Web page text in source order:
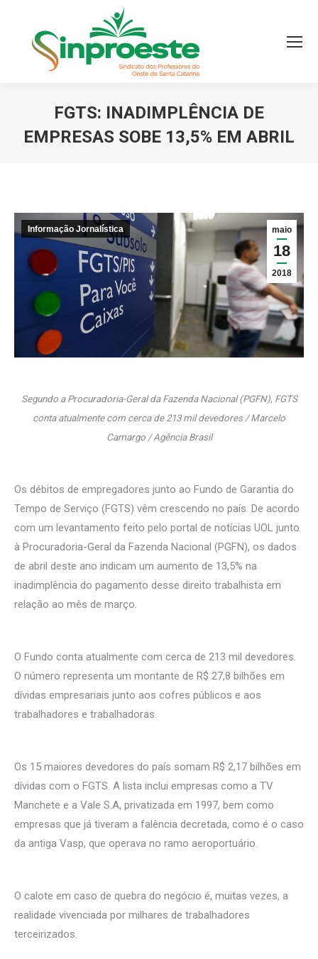
FGTS: INADIMPLÊNCIA DE
EMPRESAS SOBE 13,5% EM ABRIL
maio
18
2018
Informação Jornalística
Segundo a Procuradoria-Geral da Fazenda Nacional (PGFN), FGTS
conta atualmente com cerca de 213 mil devedores / Marcelo
Camargo / Agência Brasil
Os débitos de empregadores junto ao Fundo de Garantia do
Tempo de Serviço (FGTS) vêm crescendo no país. De acordo
com um levantamento feito pelo portal de notícias UOL junto
à Procuradoria-Geral da Fazenda Nacional (PGFN), os dados
de abril deste ano indicam um aumento de 13,5% na
inadimplência do pagamento desse direito trabalhista em
relação ao mês de março.
O Fundo conta atualmente com cerca de 213 mil devedores.
O número representa um montante de R$ 27,8 bilhões em
dívidas empresariais junto aos cofres públicos e aos
trabalhadores e trabalhadoras.
Os 15 maiores devedores do país somam R$ 2,17 bilhões em
dívidas com o FGTS. A lista inclui empresas como a TV
Manchete e a Vale S.A, privatizada em 1997, bem como
empresas que já tiveram a falência decretada, como é o caso
da antiga Vasp, que operava no ramo aeroportuário.
O calote em caso de quebra do negócio é, muitas vezes, a
realidade vivenciada por milhares de trabalhadores
terceirizados.